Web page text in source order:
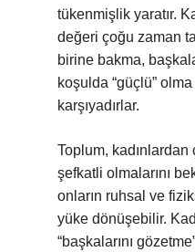
tükenmişlik yaratır.
değeri çoğu zaman
birine bakma,
koşulda “güçlü”
karşıyadırlar.
Toplum,
şefkatli olmalarını
onların ruhsal ve
yüke dönüşebilir.
“başkalarını